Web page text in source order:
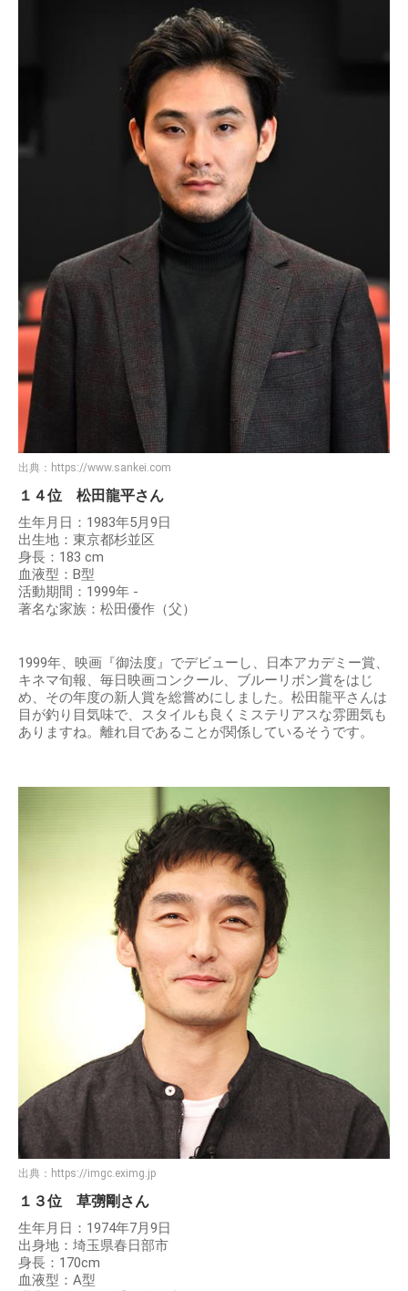
出典： https://www.sankei.com
１４位 松田龍平さん
生年月日：1983年5月9日
出生地：東京都杉並区
身長：183 cm
血液型：B型
活動期間：1999年 -
著名な家族：松田優作（父）
1999年、映画『御法度』でデビューし、日本アカデミー賞、
キネマ旬報、毎日映画コンクール、ブルーリボン賞をはじ
め、その年度の新人賞を総嘗めにしました。松田龍平さんは
目が釣り目気味で、スタイルも良くミステリアスな雰囲気も
ありますね。離れ目であることが関係しているそうです。
出典： https://imgc.eximg.jp
１３位 草彅剛さん
生年月日：1974年7月9日
出身地：埼玉県春日部市
身長：170cm
血液型：A型